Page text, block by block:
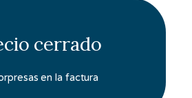
cerrado
en la factura